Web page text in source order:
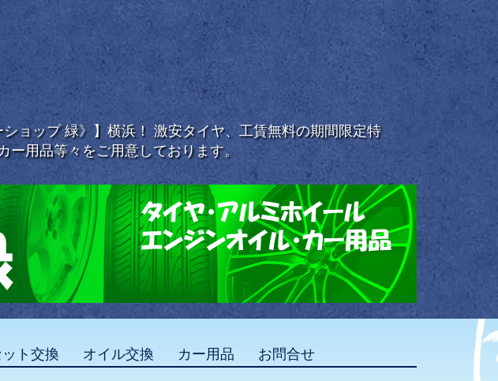
ョップ 緑》】横浜！ 激安タイヤ、工賃無料の期間限定特
用品等々をご用意しております。
ト交換 オイル交換 カー用品 お問合せ